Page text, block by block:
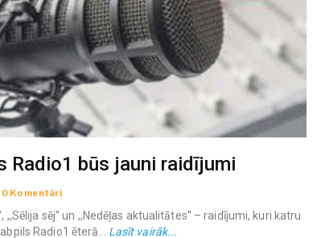
Radio1 būs jauni raidījumi
0 Komentāri
,,Sēlija sēj'' un ,,Nedēļas aktualitātes'' – raidījumi, kuri katru
Radio1 ēterā... Lasīt vairāk...